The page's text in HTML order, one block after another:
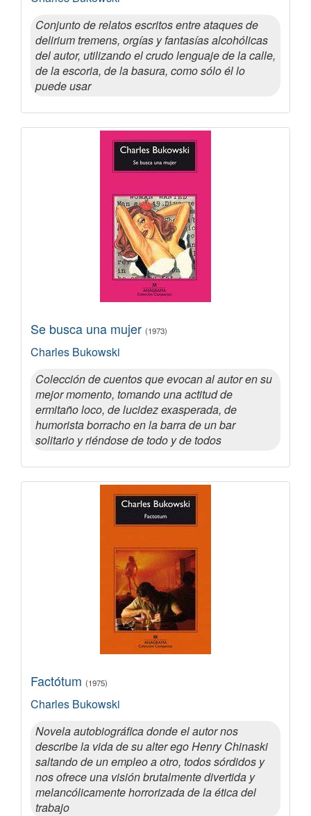
Conjunto de relatos escritos entre ataques de
delirium tremens, orgías y fantasías alcohólicas
del autor, utilizando el crudo lenguaje de la calle,
de la escoria, de la basura, como sólo él lo
puede usar
Se busca una mujer (1973)
Charles Bukowski
Colección de cuentos que evocan al autor en su
mejor momento, tomando una actitud de
ermitaño loco, de lucidez exasperada, de
humorista borracho en la barra de un bar
solitario y riéndose de todo y de todos
Factótum (1975)
Charles Bukowski
Novela autobiográfica donde el autor nos
describe la vida de su alter ego Henry Chinaski
saltando de un empleo a otro, todos sórdidos y
nos ofrece una visión brutalmente divertida y
melancólicamente horrorizada de la ética del
trabajo